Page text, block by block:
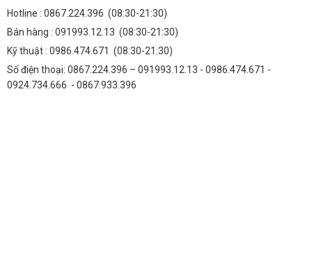
Hotline : 0867.224.396 (08:30-21:30)
Bán hàng : 091993.12.13 (08:30-21:30)
Kỹ thuật : 0986.474.671 (08:30-21:30)
Số điện thoại: 0867.224.396 – 091993.12.13 - 0986.474.671 -
0924.734.666 - 0867.933.396